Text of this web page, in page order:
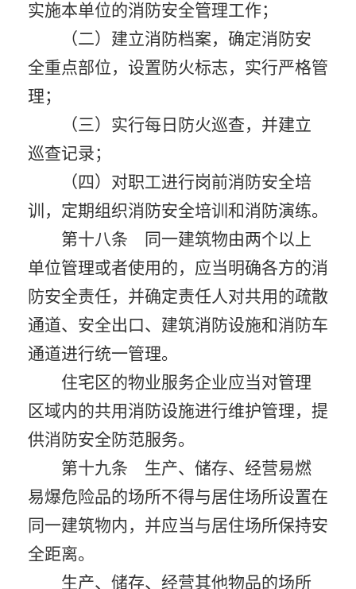
实施本单位的消防安全管理工作；
（二）建立消防档案，确定消防安
全重点部位，设置防火标志，实行严格管
理；
（三）实行每日防火巡查，并建立
巡查记录；
（四）对职工进行岗前消防安全培
训，定期组织消防安全培训和消防演练。
第十八条 同一建筑物由两个以上
单位管理或者使用的，应当明确各方的消
防安全责任，并确定责任人对共用的疏散
通道、安全出口、建筑消防设施和消防车
通道进行统一管理。
住宅区的物业服务企业应当对管理
区域内的共用消防设施进行维护管理，提
供消防安全防范服务。
第十九条 生产、储存、经营易燃
易爆危险品的场所不得与居住场所设置在
同一建筑物内，并应当与居住场所保持安
全距离。
生产、储存、经营其他物品的场所